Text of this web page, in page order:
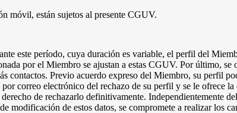
móvil, están sujetos al presente CGUV.
este período, cuya duración es variable, el perfil del
por el Miembro se ajustan a estas CGUV. Por último,
contactos. Previo acuerdo expreso del Miembro, su perfil
correo electrónico del rechazo de su perfil y se le ofrece
de rechazarlo definitivamente. Independientemente
modificación de estos datos, se compromete a realizar los